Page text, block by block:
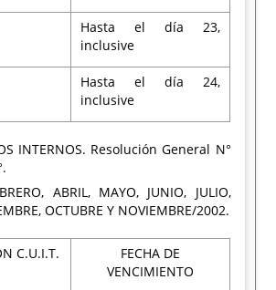
Hasta el día 23,
inclusive
Hasta el día 24,
inclusive
INTERNOS. Resolución General N°
ABRIL, MAYO, JUNIO, JULIO,
OCTUBRE Y NOVIEMBRE/2002.
C.U.I.T.
FECHA DE
VENCIMIENTO